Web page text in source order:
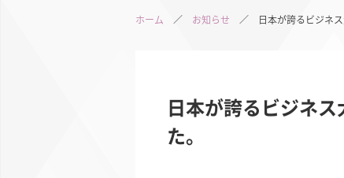
ホーム ／ お知らせ ／ 日本が誇るビジネス
日本が誇るビジネ
た。